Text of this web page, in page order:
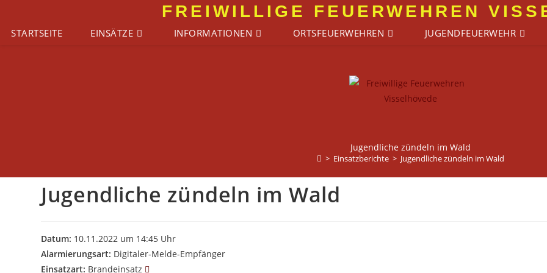
springen
FREIWILLIGE FEUERWEHREN
STARTSEITE EINSÄTZE INFORMATIONEN ORTSFEUERWEHREN JUGENDFEUERWEHR
Jugendliche zündeln im Wald
> Einsatzberichte > Jugendliche zündeln im Wald
Jugendliche zündeln im Wald
Datum: 10.11.2022 um 14:45 Uhr
Alarmierungsart: Digitaler-Melde-Empfänger
Einsatzart: Brandeinsatz